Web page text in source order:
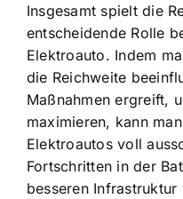
Insgesamt spielt die
entscheidende Rolle
Elektroauto. Indem
die Reichweite
Maßnahmen ergreift,
maximieren, kann
Elektroautos voll
Fortschritten in der
besseren